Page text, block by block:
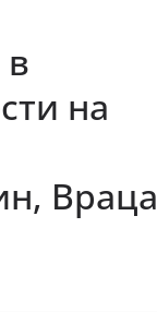
на
Враца